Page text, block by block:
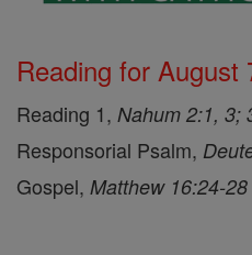
Reading for August
Reading 1, Nahum 2:1, 3;
Responsorial Psalm,
Gospel, Matthew 16:24-28